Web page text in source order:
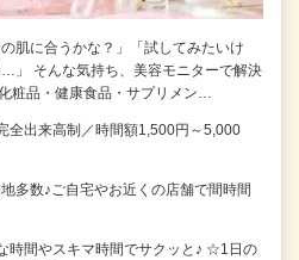
の肌に合うかな？」「試してみたいけ
」 そんな気持ち、美容モニターで解決
粧品・健康食品・サプリメン…
全出来高制／時間額1,500円～5,000
数♪ご自宅やお近くの店舗で間時間
時間やスキマ時間でサクッと♪ ☆1日の